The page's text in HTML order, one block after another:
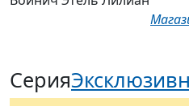
Серия